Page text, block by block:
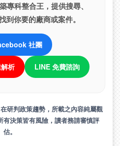
專科整合王，提供搜尋、
到你要的廠商或案件。
社團
析 LINE 免費諮詢
研判政策趨勢，所載之內容純屬觀
決策皆有風險，讀者務請審慎評
估。